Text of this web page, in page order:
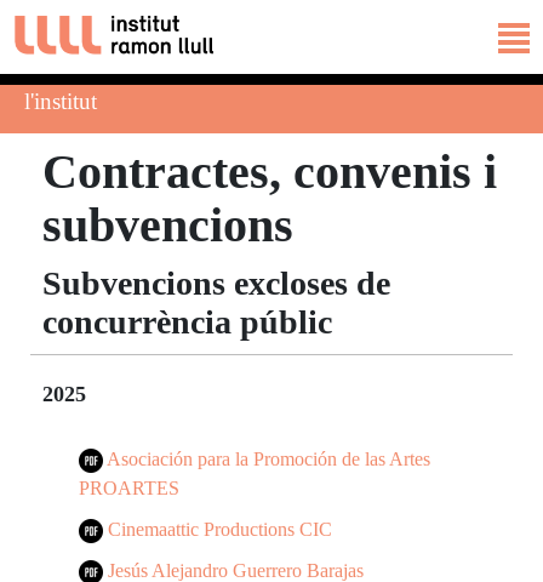
l'institut
Contractes, convenis i
subvencions
Subvencions excloses de
concurrència públic
2025
Asociación para la Promoción de las Artes
PROARTES
Cinemaattic Productions CIC
Jesús Alejandro Guerrero Barajas